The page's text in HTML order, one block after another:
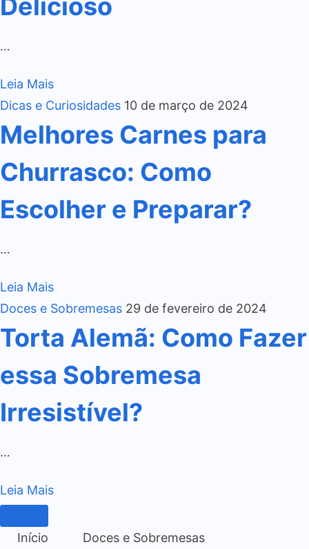
Delicioso
…
Leia Mais
Dicas e Curiosidades 10 de março de 2024
Melhores Carnes para
Churrasco: Como
Escolher e Preparar?
…
Leia Mais
Doces e Sobremesas 29 de fevereiro de 2024
Torta Alemã: Como Fazer
essa Sobremesa
Irresistível?
…
Leia Mais
Início
Doces e Sobremesas